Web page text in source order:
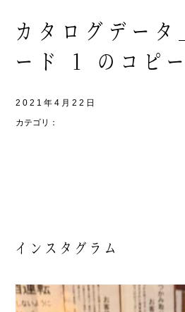
カタログデー
ード 1 のコピ
2021年4月22日
カテゴリ：
インスタグラム